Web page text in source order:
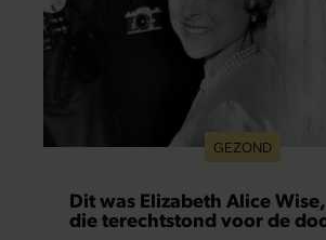
GEZOND
Dit was Elizabeth Alice
die terechtstond voor de